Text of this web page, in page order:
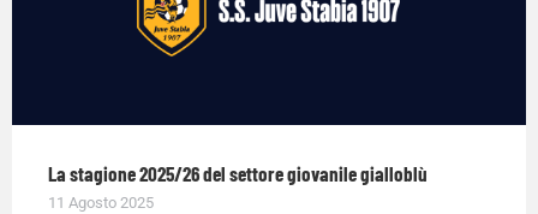
La stagione 2025/26 del settore giovanile gialloblù
11 Agosto 2025